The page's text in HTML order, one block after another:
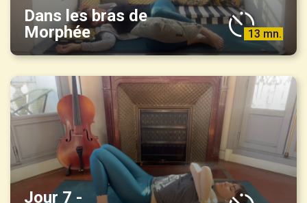
Dans les bras de
Morphée
13 mn.
Jour 7 -